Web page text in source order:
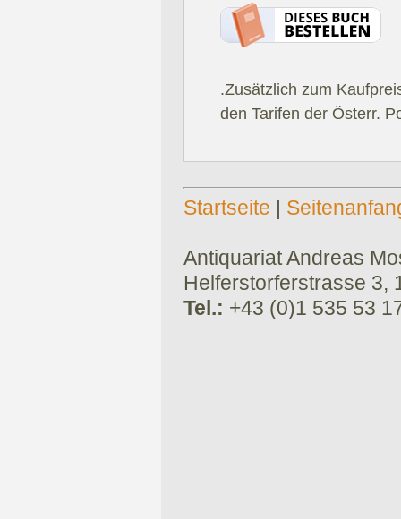
.Zusätzlich zum
den Tarifen der Österr.
Startseite |
Antiquariat Andreas
Helferstorferstrasse 3,
Tel.: +43 (0)1 535 53